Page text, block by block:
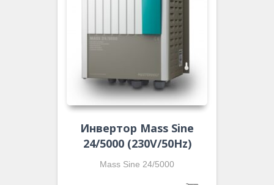
Инвертор Mass Sine
24/5000 (230V/50Hz)
Mass Sine 24/5000